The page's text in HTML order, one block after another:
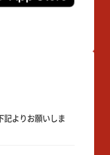
記よりお願いしま